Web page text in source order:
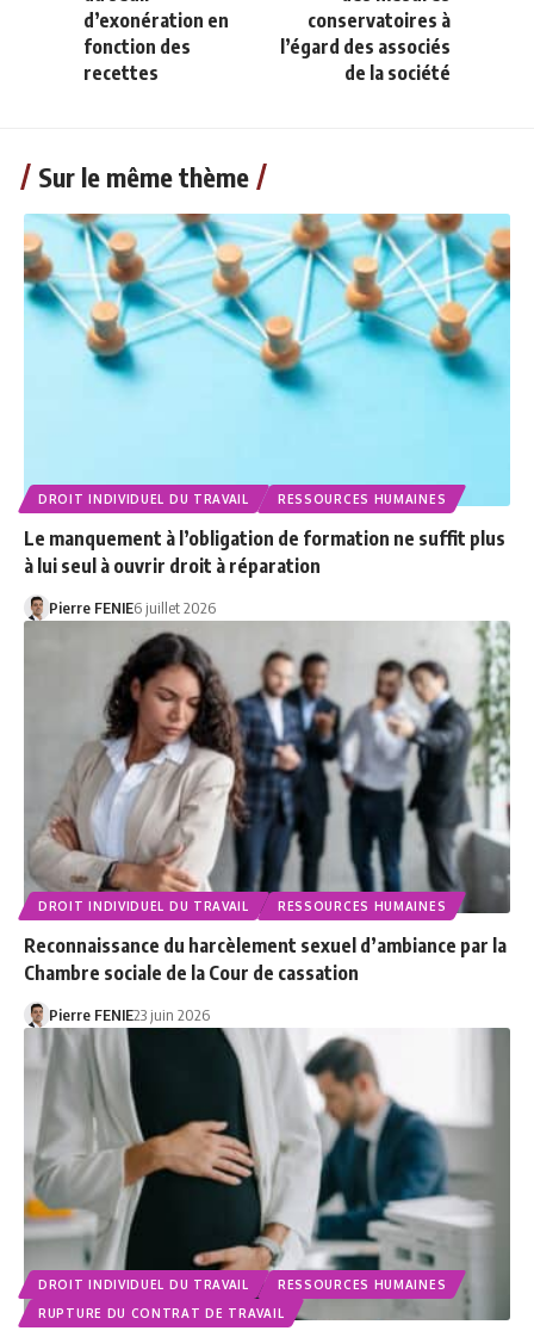
d’exonération en
fonction des
recettes
conservatoires à
l’égard des associés
de la société
Sur le même thème
DROIT INDIVIDUEL DU TRAVAIL RESSOURCES HUMAINES
Le manquement à l’obligation de formation ne suffit plus
à lui seul à ouvrir droit à réparation
Pierre FENIE6 juillet 2026
DROIT INDIVIDUEL DU TRAVAIL RESSOURCES HUMAINES
Reconnaissance du harcèlement sexuel d’ambiance par la
Chambre sociale de la Cour de cassation
Pierre FENIE23 juin 2026
DROIT INDIVIDUEL DU TRAVAIL
RESSOURCES HUMAINES
RUPTURE DU CONTRAT DE TRAVAIL